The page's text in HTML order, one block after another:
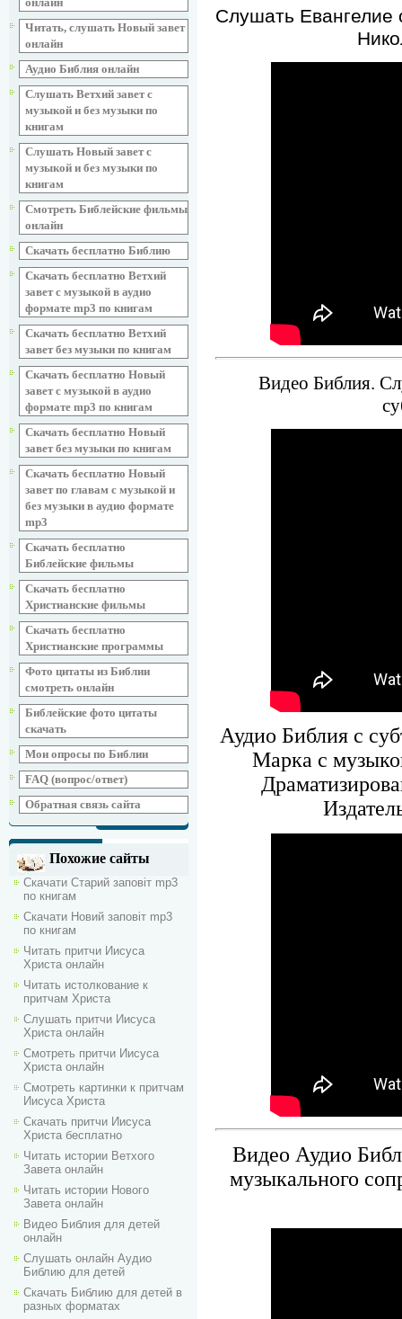
Читать, слушать Новый завет
онлайн
Аудио Библия онлайн
Слушать Ветхий завет с
музыкой и без музыки по
книгам
Слушать Новый завет с
музыкой и без музыки по
книгам
Смотреть Библейские фильмы
онлайн
Скачать бесплатно Библию
Скачать бесплатно Ветхий
завет с музыкой в аудио
формате mp3 по книгам
Скачать бесплатно Ветхий
завет без музыки по книгам
Скачать бесплатно Новый
завет с музыкой в аудио
формате mp3 по книгам
Скачать бесплатно Новый
завет без музыки по книгам
Скачать бесплатно Новый
завет по главам с музыкой и
без музыки в аудио формате
mp3
Скачать бесплатно
Библейские фильмы
Скачать бесплатно
Христианские фильмы
Скачать бесплатно
Христианские программы
Фото цитаты из Библии
смотреть онлайн
Библейские фото цитаты
скачать
Мои опросы по Библии
FAQ (вопрос/ответ)
Обратная связь сайта
Похожие сайты
Скачати Старий заповіт mp3
по книгам
Скачати Новий заповіт mp3
по книгам
Читать притчи Иисуса
Христа онлайн
Читать истолкование к
притчам Христа
Слушать притчи Иисуса
Христа онлайн
Смотреть притчи Иисуса
Христа онлайн
Смотреть картинки к притчам
Иисуса Христа
Скачать притчи Иисуса
Христа бесплатно
Читать истории Ветхого
Завета онлайн
Читать истории Нового
Завета онлайн
Видео Библия для детей
онлайн
Слушать онлайн Аудио
Библию для детей
Скачать Библию для детей в
разных форматах
Слушать Евангелие
Видео Библия.
Аудио Библия с
Марка с
Видео Аудио
музыкального